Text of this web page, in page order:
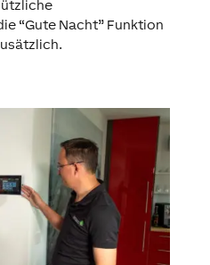
“Gute Nacht” Funktion